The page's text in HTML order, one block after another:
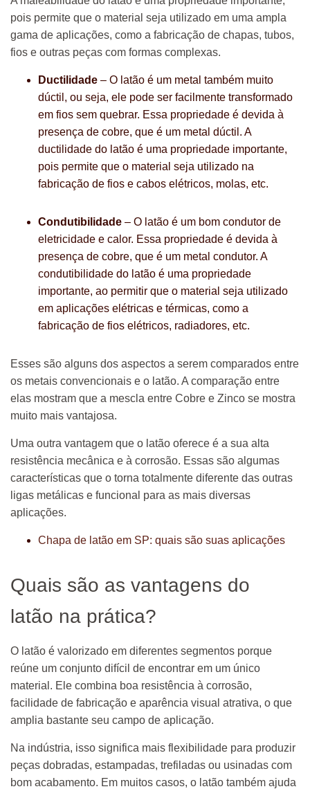
pois permite que o material seja utilizado em uma ampla
gama de aplicações, como a fabricação de chapas, tubos,
fios e outras peças com formas complexas.
Ductilidade – O latão é um metal também muito
dúctil, ou seja, ele pode ser facilmente transformado
em fios sem quebrar. Essa propriedade é devida à
presença de cobre, que é um metal dúctil. A
ductilidade do latão é uma propriedade importante,
pois permite que o material seja utilizado na
fabricação de fios e cabos elétricos, molas, etc.
Condutibilidade – O latão é um bom condutor de
eletricidade e calor. Essa propriedade é devida à
presença de cobre, que é um metal condutor. A
condutibilidade do latão é uma propriedade
importante, ao permitir que o material seja utilizado
em aplicações elétricas e térmicas, como a
fabricação de fios elétricos, radiadores, etc.
Esses são alguns dos aspectos a serem comparados entre
os metais convencionais e o latão. A comparação entre
elas mostram que a mescla entre Cobre e Zinco se mostra
muito mais vantajosa.
Uma outra vantagem que o latão oferece é a sua alta
resistência mecânica e à corrosão. Essas são algumas
características que o torna totalmente diferente das outras
ligas metálicas e funcional para as mais diversas
aplicações.
Chapa de latão em SP: quais são suas aplicações
Quais são as vantagens do
latão na prática?
O latão é valorizado em diferentes segmentos porque
reúne um conjunto difícil de encontrar em um único
material. Ele combina boa resistência à corrosão,
facilidade de fabricação e aparência visual atrativa, o que
amplia bastante seu campo de aplicação.
Na indústria, isso significa mais flexibilidade para produzir
peças dobradas, estampadas, trefiladas ou usinadas com
bom acabamento. Em muitos casos, o latão também ajuda